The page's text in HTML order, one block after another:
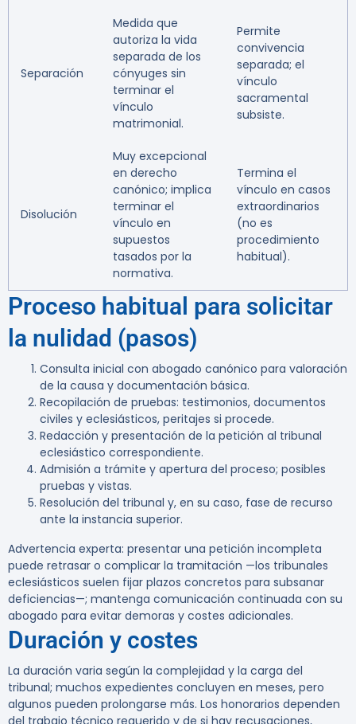
Separación
Medida que
autoriza la vida
separada de los
cónyuges sin
terminar el
vínculo
matrimonial.
Permite
convivencia
separada; el
vínculo
sacramental
subsiste.
Disolución
Muy excepcional
en derecho
canónico; implica
terminar el
vínculo en
supuestos
tasados por la
normativa.
Termina el
vínculo en casos
extraordinarios
(no es
procedimiento
habitual).
Proceso habitual para solicitar
la nulidad (pasos)
Consulta inicial con abogado canónico para valoración
de la causa y documentación básica.
Recopilación de pruebas: testimonios, documentos
civiles y eclesiásticos, peritajes si procede.
Redacción y presentación de la petición al tribunal
eclesiástico correspondiente.
Admisión a trámite y apertura del proceso; posibles
pruebas y vistas.
Resolución del tribunal y, en su caso, fase de recurso
ante la instancia superior.
Advertencia experta: presentar una petición incompleta
puede retrasar o complicar la tramitación —los tribunales
eclesiásticos suelen fijar plazos concretos para subsanar
deficiencias—; mantenga comunicación continuada con su
abogado para evitar demoras y costes adicionales.
Duración y costes
La duración varia según la complejidad y la carga del
tribunal; muchos expedientes concluyen en meses, pero
algunos pueden prolongarse más. Los honorarios dependen